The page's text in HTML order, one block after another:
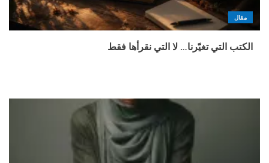
مقال
الكتب التي تغيّرنا… لا التي نقرأها فقط